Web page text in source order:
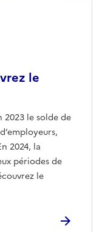
le
2023 le solde de
2024, la
périodes de
le